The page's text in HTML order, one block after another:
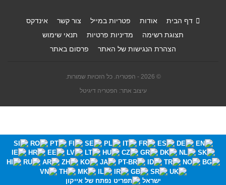
דף הבית אודות פטריות במייל צור קשר
אינדקס
תצוגת רשימה
מדיניות פרטיות
תנאי שימוש
הצהרת הנגישות של האתר
פרסום באתר
© 2026 - הפטריה. כל הזכויות שמורות.
עיצוב אתר: הפטריה דיגיטל
ישראל